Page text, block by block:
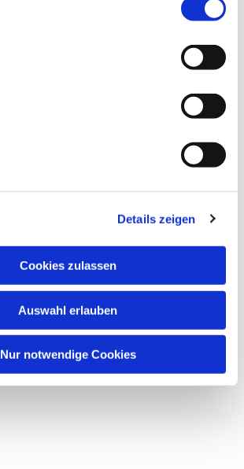
Details zeigen
Cookies zulassen
Auswahl erlauben
Nur notwendige Cookies